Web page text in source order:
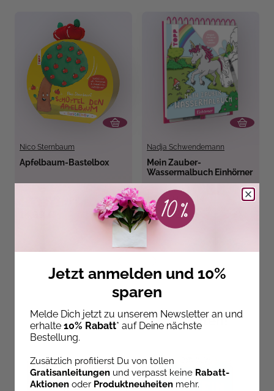
Nico Sternbaum
Apfelbaum-Bastelbox
Nadja Schwendemann
Mein Zauber-
Wassermalbuch Einhörner
Sofort Lieferbar
11,99 €
Entdecke unsere Neuheiten!
Jetzt anmelden und 10%
sparen
Melde Dich jetzt zu unserem Newsletter an und
erhalte 10% Rabatt* auf Deine nächste
Bestellung.
Zusätzlich profitierst Du von tollen
Gratisanleitungen und verpasst keine Rabatt-
Aktionen oder Produktneuheiten mehr.